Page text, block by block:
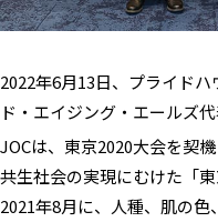
2022年6月13日、プライド
ド・エイジング・エールズ
JOCは、東京2020大会を契
共生社会の実現にむけた「東
2021年8月に、人種、肌の